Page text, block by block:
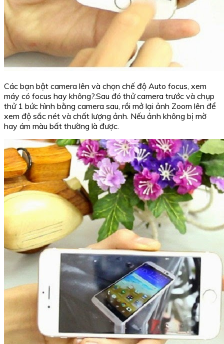
Các bạn bật camera lên và chọn chế độ Auto focus, xem
máy có focus hay không?.Sau đó thử camera trước và chụp
thử 1 bức hình bằng camera sau, rồi mở lại ảnh Zoom lên để
xem độ sắc nét và chất lượng ảnh. Nếu ảnh không bị mờ
hay ám màu bất thường là được.